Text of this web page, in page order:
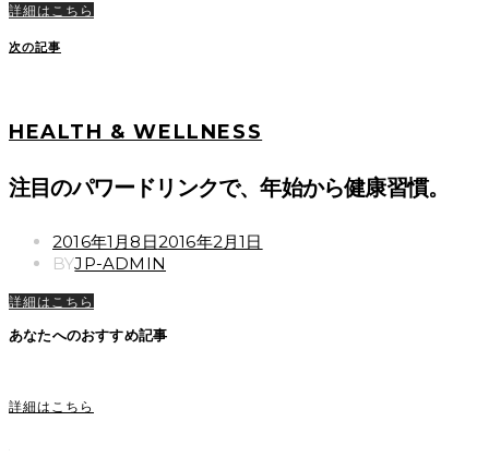
詳細はこちら
次の記事
HEALTH & WELLNESS
注目のパワードリンクで、年始から健康習慣。
POSTED
ON
2016年1月8日2016年2月1日
BYJP-ADMIN
詳細はこちら
あなたへのおすすめ記事
詳細はこちら